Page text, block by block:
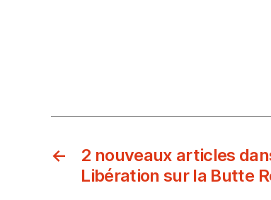
←
2 nouveaux articles
Libération sur la Butte